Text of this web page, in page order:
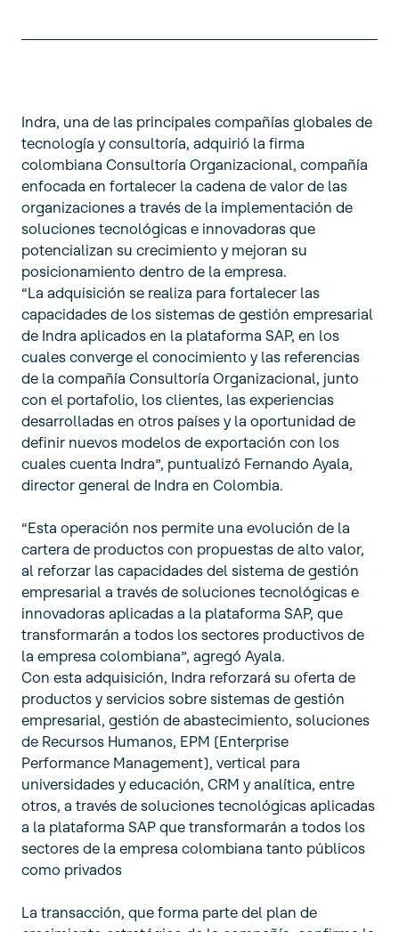
Indra, una de las principales compañías globales de
tecnología y consultoría, adquirió la firma
colombiana Consultoría Organizacional, compañía
enfocada en fortalecer la cadena de valor de las
organizaciones a través de la implementación de
soluciones tecnológicas e innovadoras que
potencializan su crecimiento y mejoran su
posicionamiento dentro de la empresa.
“La adquisición se realiza para fortalecer las
capacidades de los sistemas de gestión empresarial
de Indra aplicados en la plataforma SAP, en los
cuales converge el conocimiento y las referencias
de la compañía Consultoría Organizacional, junto
con el portafolio, los clientes, las experiencias
desarrolladas en otros países y la oportunidad de
definir nuevos modelos de exportación con los
cuales cuenta Indra”, puntualizó Fernando Ayala,
director general de Indra en Colombia.
“Esta operación nos permite una evolución de la
cartera de productos con propuestas de alto valor,
al reforzar las capacidades del sistema de gestión
empresarial a través de soluciones tecnológicas e
innovadoras aplicadas a la plataforma SAP, que
transformarán a todos los sectores productivos de
la empresa colombiana”, agregó Ayala.
Con esta adquisición, Indra reforzará su oferta de
productos y servicios sobre sistemas de gestión
empresarial, gestión de abastecimiento, soluciones
de Recursos Humanos, EPM (Enterprise
Performance Management), vertical para
universidades y educación, CRM y analítica, entre
otros, a través de soluciones tecnológicas aplicadas
a la plataforma SAP que transformarán a todos los
sectores de la empresa colombiana tanto públicos
como privados
La transacción, que forma parte del plan de